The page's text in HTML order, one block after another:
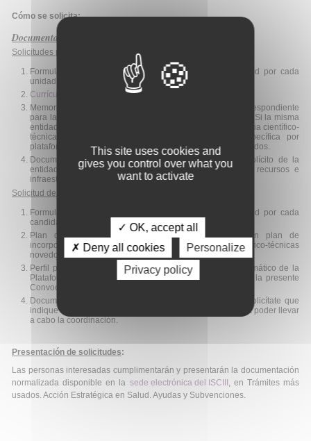
Cómo se solicita:
Documentación necesaria
Solicitudes para ser unidad de una plataforma
Formulario de solicitud. Deberá presentarse una solicitud por cada
unidad.
Currículum Vitae Abreviado(CVA-ISCIII).
Memoria científico-técnica en modelo normalizado correspondiente
para la presente Convocatoria de Plataformas ISCIII 2026. Si la misma
entidad presenta solicitudes a varias plataformas, la memoria científico-
técnica que adjunte a cada solicitud deberá ser específica por
plataforma con estrategias y planes específicos y diferenciados.
Documento en modelo normalizado de compromiso explícito de la
entidad solicitante para el uso y mantenimiento de los recursos e
infraestructuras incluidos en la propuesta.
Solicitud de coordinación
Formulario de solicitud. Deberá presentarse una solicitud por cada
candidatura a la coordinación de la Plataforma.
Plan de Actuación de la Plataforma que incluirá un plan de
incorporación y evaluación de herramientas científico-técnicas
novedosas por disruptivas o incrementales.
Perfil profesional y trayectoria acreditada en el ámbito temático de la
Plataforma en modelo normalizado correspondiente para la presente
Convocatoria de Plataformas ISCIII 2026.
Documento de apoyo explícito por parte de la entidad solicítate que
indique de forma expresa la disponibilidad de medios para poder llevar
a cabo la coordinación.
Presentación de solicitudes:
Las personas interesadas cumplimentarán y presentarán la documentación
normalizada disponible en la sede electrónica del ISCIII
, en Trámites más
usados. Acción Estratégica en Salud. Ayudas y Subvenciones.
This site uses cookies and
gives you control over what you
want to activate
✓ OK, accept all
✗ Deny all cookies
Personalize
Privacy policy